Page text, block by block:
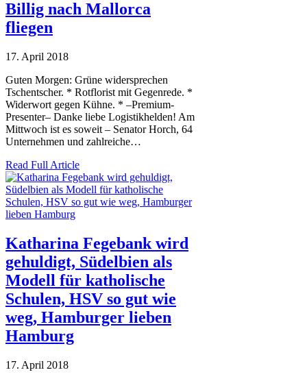
Billig nach Mallorca
fliegen
17. April 2018
Guten Morgen: Grüne widersprechen
Tschentscher. * Rotflorist mit Gegenrede. *
Widerwort gegen Kühne. * –Premium-
Presenter– Danke liebe Logistikhelden! Am
Mittwoch ist es soweit – Senator Horch, 64
Unternehmen und zahlreiche…
Read Full Article
Katharina Fegebank wird
gehuldigt, Südelbien als
Modell für katholische
Schulen, HSV so gut wie
weg, Hamburger lieben
Hamburg
17. April 2018